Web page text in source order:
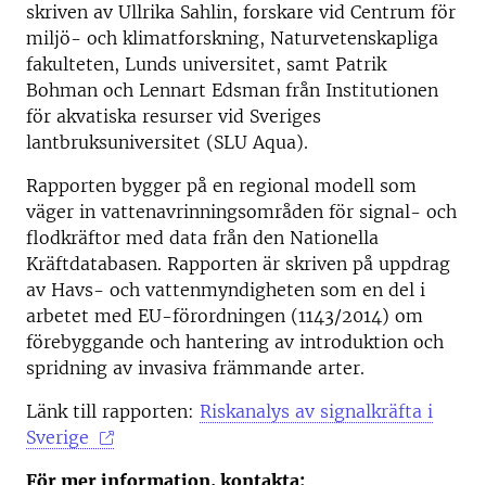
skriven av Ullrika Sahlin, forskare vid Centrum för
miljö- och klimatforskning, Naturvetenskapliga
fakulteten, Lunds universitet, samt Patrik
Bohman och Lennart Edsman från Institutionen
för akvatiska resurser vid Sveriges
lantbruksuniversitet (SLU Aqua).
Rapporten bygger på en regional modell som
väger in vattenavrinningsområden för signal- och
flodkräftor med data från den Nationella
Kräftdatabasen. Rapporten är skriven på uppdrag
av Havs- och vattenmyndigheten som en del i
arbetet med EU-förordningen (1143/2014) om
förebyggande och hantering av introduktion och
spridning av invasiva främmande arter.
Länk till rapporten: Riskanalys av signalkräfta i
Sverige
För mer information, kontakta: